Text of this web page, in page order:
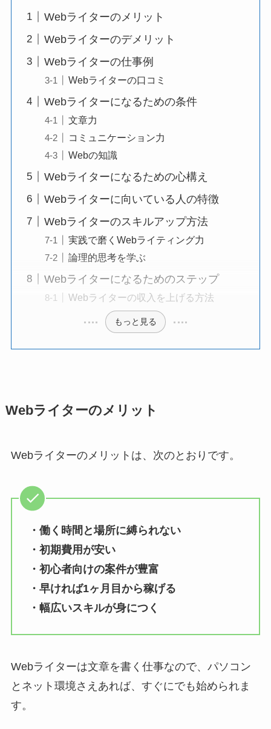
Webライターのメリット
Webライターのデメリット
Webライターの仕事例
Webライターの口コミ
Webライターになるための条件
文章力
コミュニケーション力
Webの知識
Webライターになるための心構え
Webライターに向いている人の特徴
Webライターのスキルアップ方法
実践で磨くWebライティング力
論理的思考を学ぶ
Webライターになるためのステップ
Webライターの収入を上げる方法
もっと見る
Webライターのメリット
Webライターのメリットは、次のとおりです。
・働く時間と場所に縛られない
・初期費用が安い
・初心者向けの案件が豊富
・早ければ1ヶ月目から稼げる
・幅広いスキルが身につく
Webライターは文章を書く仕事なので、パソコン
とネット環境さえあれば、すぐにでも始められま
す。